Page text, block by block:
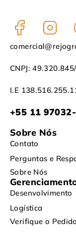
CNPJ:
I.E
+55 11
Sobre Nós
Contato
Perguntas e
Sobre Nós
Desenvolvimento
Logística
Verifique o Pedido